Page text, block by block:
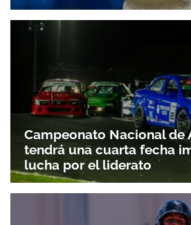
Campeonato Nacional
tendrá una cuarta fecha
lucha por el liderato